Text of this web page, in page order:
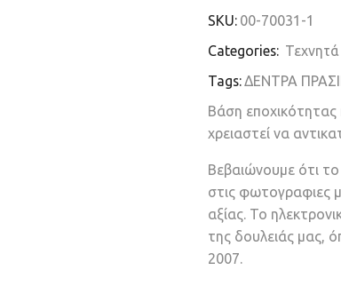
SKU: 00-70031-1
Categories:
Tags:ΔΕΝΤΡΑ
Βάση εποχικότητας
χρειαστεί να
Βεβαιώνουμε ότι το
στις φωτογραφιες
αξίας. Το
της δουλειάς μας,
2007.